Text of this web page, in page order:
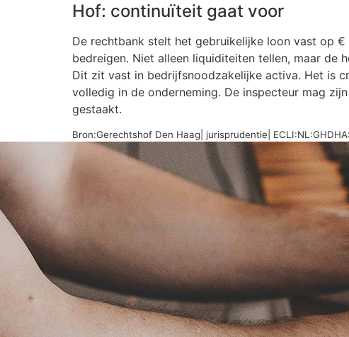
Hof: continuïteit gaat voor
De rechtbank stelt het gebruikelijke loon vast op
bedreigen. Niet alleen liquiditeiten tellen, maar de
Dit zit vast in bedrijfsnoodzakelijke activa. Het is
volledig in de onderneming. De inspecteur mag
gestaakt.
Bron:Gerechtshof Den Haag| jurisprudentie|